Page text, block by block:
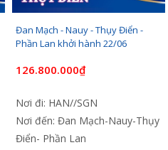
Đan Mạch - Nauy - Thụy Điển -
Phần Lan khởi hành 22/06
126.800.000₫
Nơi đi: HAN//SGN
Nơi đến: Đan Mạch-Nauy-Thụy
Điển- Phần Lan